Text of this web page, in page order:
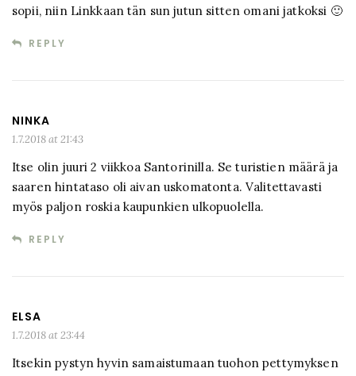
sopii, niin Linkkaan tän sun jutun sitten omani jatkoksi 🙂
REPLY
NINKA
1.7.2018 at 21:43
Itse olin juuri 2 viikkoa Santorinilla. Se turistien määrä ja
saaren hintataso oli aivan uskomatonta. Valitettavasti
myös paljon roskia kaupunkien ulkopuolella.
REPLY
ELSA
1.7.2018 at 23:44
Itsekin pystyn hyvin samaistumaan tuohon pettymyksen